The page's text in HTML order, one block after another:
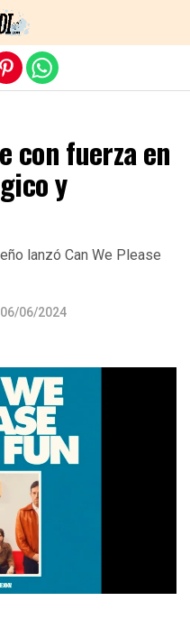
con fuerza en
y
lanzó Can We Please
06/06/2024